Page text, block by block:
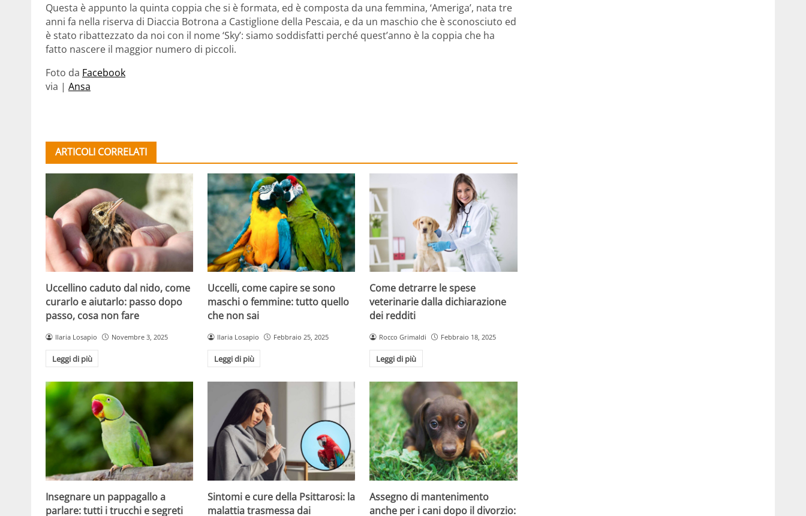
Questa è appunto la quinta coppia che si è formata, ed è composta da una femmina, ‘Ameriga’, nata tre
anni fa nella riserva di Diaccia Botrona a Castiglione della Pescaia, e da un maschio che è sconosciuto ed
è stato ribattezzato da noi con il nome ‘Sky’: siamo soddisfatti perché quest’anno è la coppia che ha
fatto nascere il maggior numero di piccoli.
Foto da Facebook
via | Ansa
ARTICOLI CORRELATI
Uccellino caduto dal nido, come
curarlo e aiutarlo: passo dopo
passo, cosa non fare
Ilaria Losapio Novembre 3, 2025
Leggi di più
Uccelli, come capire se sono
maschi o femmine: tutto quello
che non sai
Ilaria Losapio Febbraio 25, 2025
Leggi di più
Come detrarre le spese
veterinarie dalla dichiarazione
dei redditi
Rocco Grimaldi Febbraio 18, 2025
Leggi di più
Insegnare un pappagallo a
parlare: tutti i trucchi e segreti
Sintomi e cure della Psittarosi: la
malattia trasmessa dai
Assegno di mantenimento
anche per i cani dopo il divorzio: